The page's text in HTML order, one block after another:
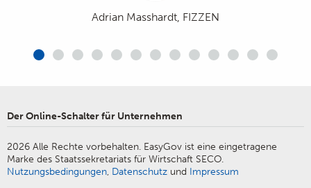
Adrian Masshardt, FIZZEN
Mario und Claudio Bergen, Lori's
Hansmartin Amrein, Gelateria di Berna
AG
Léonard Schlaepfer, expedismart.ch
Der Online-Schalter für Unternehmen
2026 Alle Rechte vorbehalten. EasyGov ist eine eingetragene
Marke des Staatssekretariats für Wirtschaft SECO.
Nutzungsbedingungen, Datenschutz und Impressum